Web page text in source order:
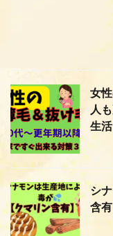
女
人
生
シ
含